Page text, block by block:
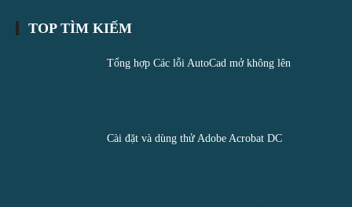
TOP TÌM KIẾM
Tổng hợp Các lỗi AutoCad mở không lên
Cài đặt và dùng thử Adobe Acrobat DC